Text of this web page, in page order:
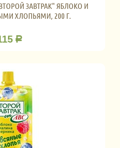
ЗАВТРАК" ЯБЛОКО И
ХЛОПЬЯМИ, 200 Г.
Р